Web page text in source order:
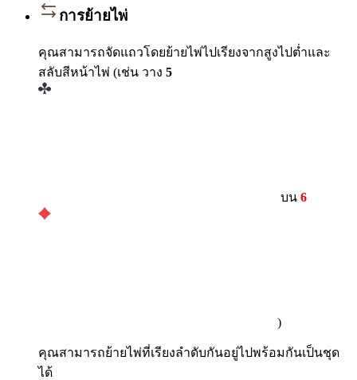
การย้ายไพ่
คุณสามารถจัดแถวโดยย้ายไพ่ไปเรียงจากสูงไปต่ำและ
สลับสีหน้าไพ่ (เช่น วาง 5
บน 6
)
คุณสามารถย้ายไพ่ที่เรียงลำดับกันอยู่ไปพร้อมกันเป็นชุด
ได้